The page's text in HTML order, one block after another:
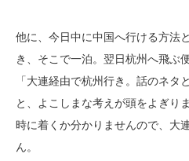
他に、今日中に中国へ行ける方法
き、そこで一泊。翌日杭州へ飛ぶ
「大連経由で杭州行き。話のネタ
と、よこしまな考えが頭をよぎり
時に着くか分かりませんので、大
ん。